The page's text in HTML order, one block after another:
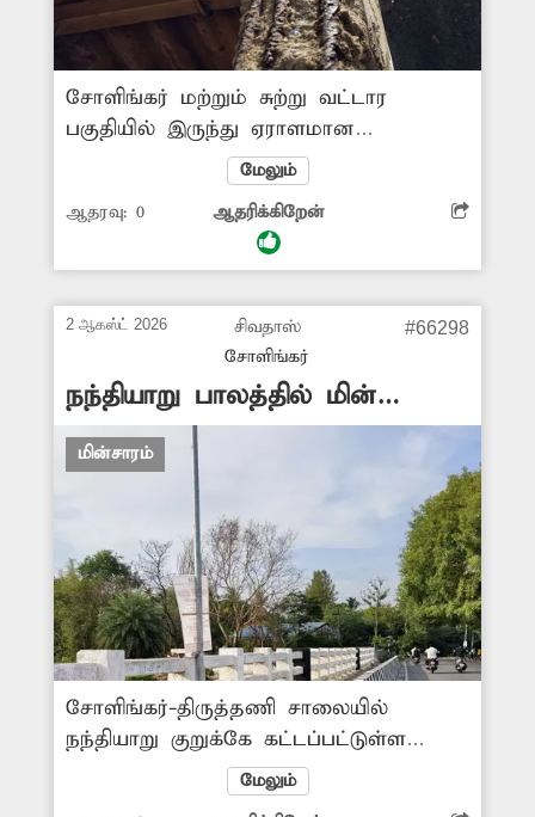
சோளிங்கர் மற்றும் சுற்று வட்டார
பகுதியில் இருந்து ஏராளமான
பொதுமக்கள் மளிகைப் பொருட்கள்,
காய்கறிகள், தங்க நகைகள், துணிகள்
வாங்க நகரில் உள்ள பஜாருக்கு
வருகின்றனர். அங்கு கிராம நிர்வாக
இடையே ஒரு மின்கம்பம்
சேதமடைந்துள்ளது. அந்த மின்
கம்பத்தை அகற்றிவிட்டு புதிய மின்
கம்பம் அமைக்க மின்வாரிய அதிகாரிகள்
நடவடிக்கை எடுக்க வேண்டும்.
-ராமையன், சோளிங்கர்.
மேலும்
ஆதரவு: 0 ஆதரிக்கிறேன்
2 ஆகஸ்ட் 2026
சிவதாஸ்
சோளிங்கர்
#66298
நந்தியாறு பாலத்தில் மின்
விளக்குகள் எரியவில்லை
மின்சாரம்
சோளிங்கர்-திருத்தணி சாலையில்
நந்தியாறு குறுக்கே கட்டப்பட்டுள்ள
மேம்பாலத்தில் வாகன ஓட்டிகள்,
பொதுமக்களின் நலன் கருதி சோலார்
மேலும்